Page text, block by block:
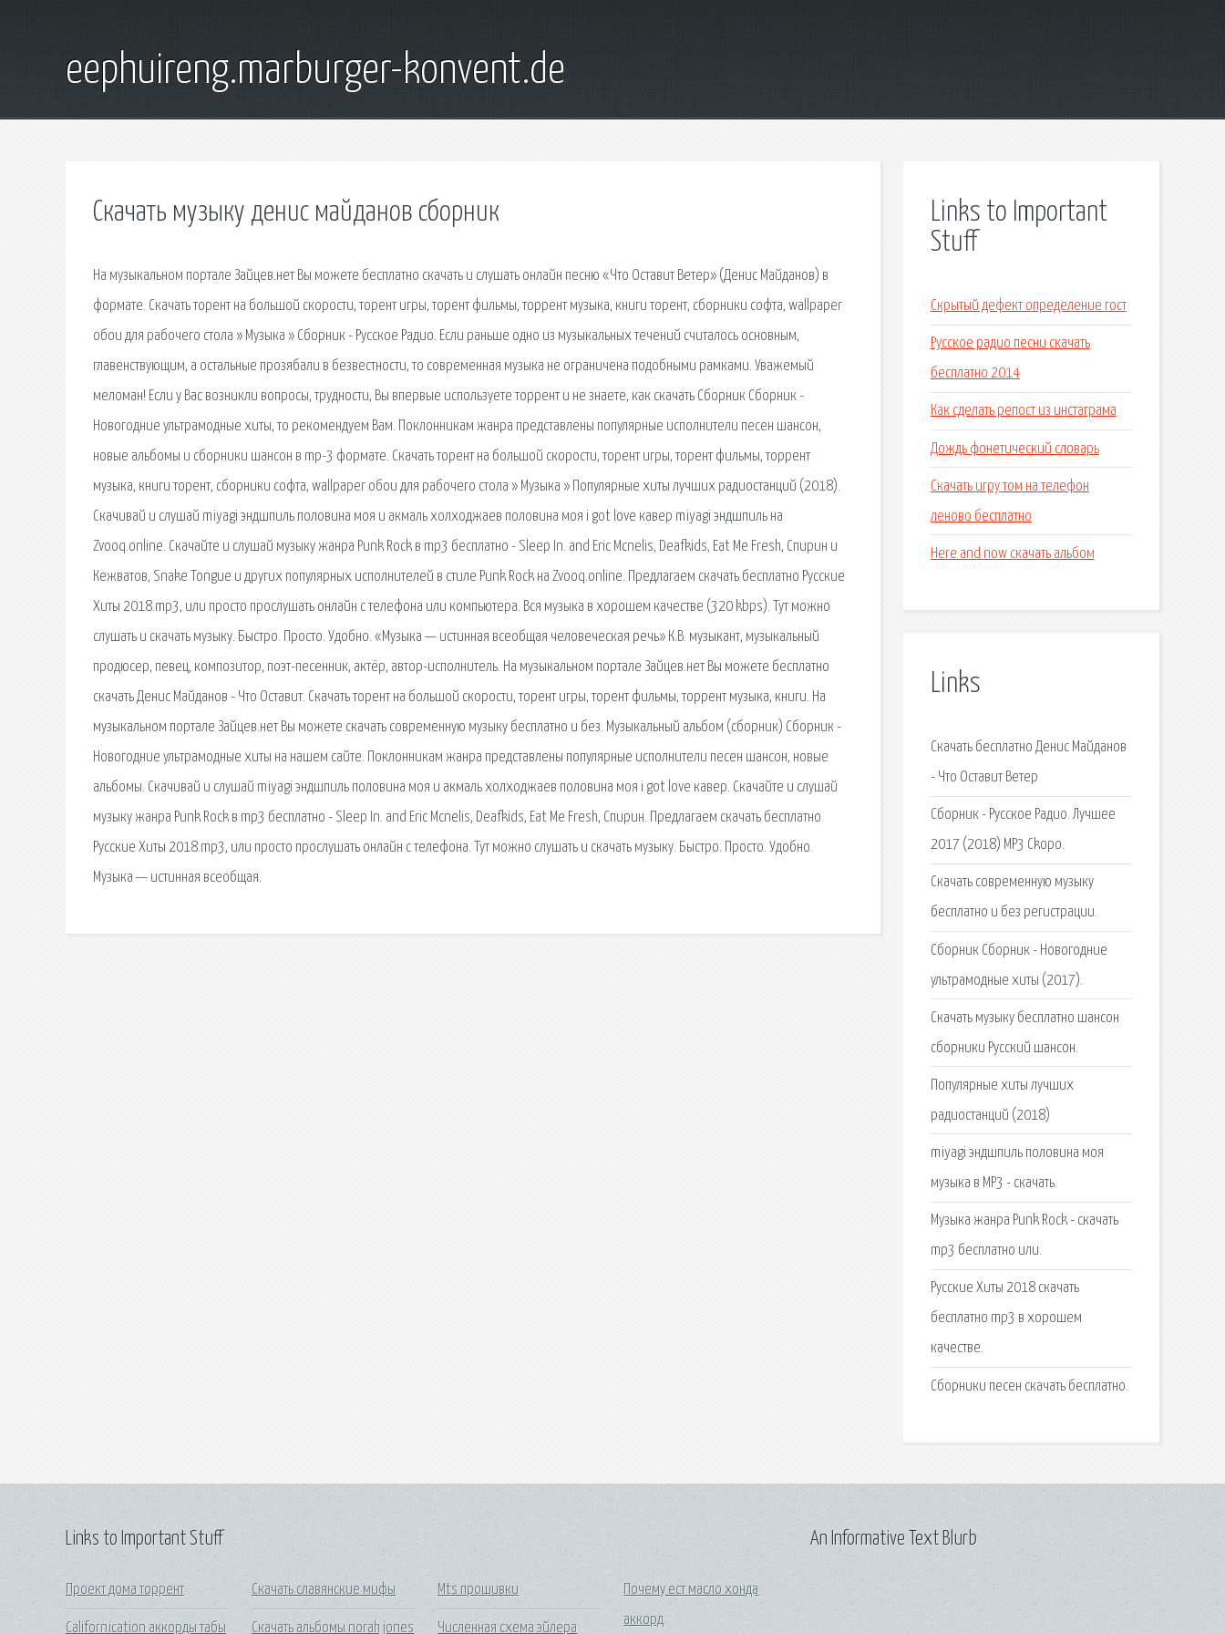
eephuireng.marburger-konvent.de
Скачать музыку денис майданов сборник
На музыкальном портале Зайцев.нет Вы можете бесплатно скачать и слушать онлайн песню «Что Оставит Ветер» (Денис Майданов) в
формате. Скачать торент на большой скорости, торент игры, торент фильмы, торрент музыка, книги торент, сборники софта, wallpaper
обои для рабочего стола » Музыка » Сборник - Русское Радио. Если раньше одно из музыкальных течений считалось основным,
главенствующим, а остальные прозябали в безвестности, то современная музыка не ограничена подобными рамками. Уважемый
меломан! Если у Вас возникли вопросы, трудности, Вы впервые используете торрент и не знаете, как скачать Сборник Сборник -
Новогодние ультрамодные хиты, то рекомендуем Вам. Поклонникам жанра представлены популярные исполнители песен шансон,
новые альбомы и сборники шансон в mp-3 формате. Скачать торент на большой скорости, торент игры, торент фильмы, торрент
музыка, книги торент, сборники софта, wallpaper обои для рабочего стола » Музыка » Популярные хиты лучших радиостанций (2018).
Скачивай и слушай miyagi эндшпиль половина моя и акмаль холходжаев половина моя i got love кавер miyagi эндшпиль на
Zvooq.online. Скачайте и слушай музыку жанра Punk Rock в mp3 бесплатно - Sleep In. and Eric Mcnelis, Deafkids, Eat Me Fresh, Спирин и
Кежватов, Snake Tongue и других популярных исполнителей в стиле Punk Rock на Zvooq.online. Предлагаем скачать бесплатно Русские
Хиты 2018.mp3, или просто прослушать онлайн с телефона или компьютера. Вся музыка в хорошем качестве (320 kbps). Тут можно
слушать и скачать музыку. Быстро. Просто. Удобно. «Музыка — истинная всеобщая человеческая речь» К.В. музыкант, музыкальный
продюсер, певец, композитор, поэт-песенник, актёр, автор-исполнитель. На музыкальном портале Зайцев.нет Вы можете бесплатно
скачать Денис Майданов - Что Оставит. Скачать торент на большой скорости, торент игры, торент фильмы, торрент музыка, книги. На
музыкальном портале Зайцев.нет Вы можете скачать современную музыку бесплатно и без. Музыкальный альбом (сборник) Сборник -
Новогодние ультрамодные хиты на нашем сайте. Поклонникам жанра представлены популярные исполнители песен шансон, новые
альбомы. Скачивай и слушай miyagi эндшпиль половина моя и акмаль холходжаев половина моя i got love кавер. Скачайте и слушай
музыку жанра Punk Rock в mp3 бесплатно - Sleep In. and Eric Mcnelis, Deafkids, Eat Me Fresh, Спирин. Предлагаем скачать бесплатно
Русские Хиты 2018.mp3, или просто прослушать онлайн с телефона. Тут можно слушать и скачать музыку. Быстро. Просто. Удобно.
Музыка — истинная всеобщая.
Links to Important
Stuff
Скрытый дефект определение гост
Русское радио песни скачать
бесплатно 2014
Как сделать репост из инстаграма
Дождь фонетический словарь
Скачать игру том на телефон
леново бесплатно
Here and now скачать альбом
Links
Скачать бесплатно Денис Майданов
- Что Оставит Ветер
Сборник - Русское Радио. Лучшее
2017 (2018) MP3 Ckopo.
Скачать современную музыку
бесплатно и без регистрации.
Сборник Сборник - Новогодние
ультрамодные хиты (2017).
Скачать музыку бесплатно шансон
сборники Русский шансон.
Популярные хиты лучших
радиостанций (2018)
miyagi эндшпиль половина моя
музыка в MP3 - скачать.
Музыка жанра Punk Rock - скачать
mp3 бесплатно или.
Русские Хиты 2018 скачать
бесплатно mp3 в хорошем
качестве.
Сборники песен скачать бесплатно.
Links to Important Stuff
Проект дома торрент
Californication аккорды табы
Скачать славянские мифы
Скачать альбомы norah jones
Mts прошивки
Численная схема эйлера
Почему ест масло хонда
аккорд
An Informative Text Blurb